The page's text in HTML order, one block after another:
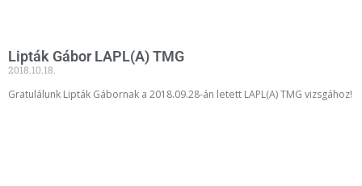
LINKEK
Lipták Gábor LAPL(A) TMG
2018.10.18.
Gratulálunk Lipták Gábornak a 2018.09.28-án letett LAPL(A) TMG vizsgához!